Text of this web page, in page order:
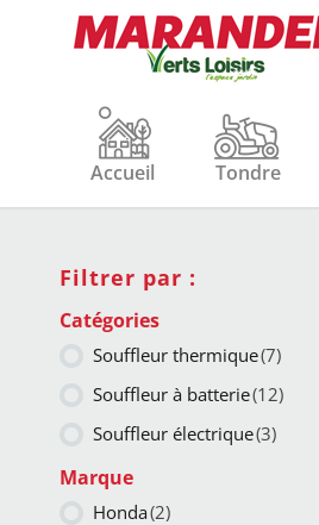
Accueil Tondre
Filtrer par :
Catégories
Souffleur thermique(7)
Souffleur à batterie(12)
Souffleur électrique(3)
Marque
Honda(2)